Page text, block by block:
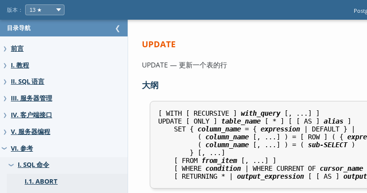
版本：
目录导航 ❮
❯ 前言
❯ I. 教程
❯ II. SQL 语言
❯ III. 服务器管理
❯ IV. 客户端接口
❯ V. 服务器编程
❯ VI. 参考
❯
I. SQL 命令
I.1. ABORT
UPDATE
UPDATE — 更新一个表的行
大纲
[ WITH [ RECURSIVE ] with_query [, ...] ]
UPDATE [ ONLY ] table_name [ * ] [ [ AS ] alias ]
    SET {
column_name = { expression | DEFAULT } |
          (
column_name [, ...] ) = [ ROW ] ( {
          (
column_name [, ...] ) = ( sub-SELECT )
        } [, ...]
    [ FROM
from_item [, ...] ]
    [ WHERE
condition | WHERE CURRENT OF cursor_name
    [ RETURNING * |
output_expression [ [ AS ]